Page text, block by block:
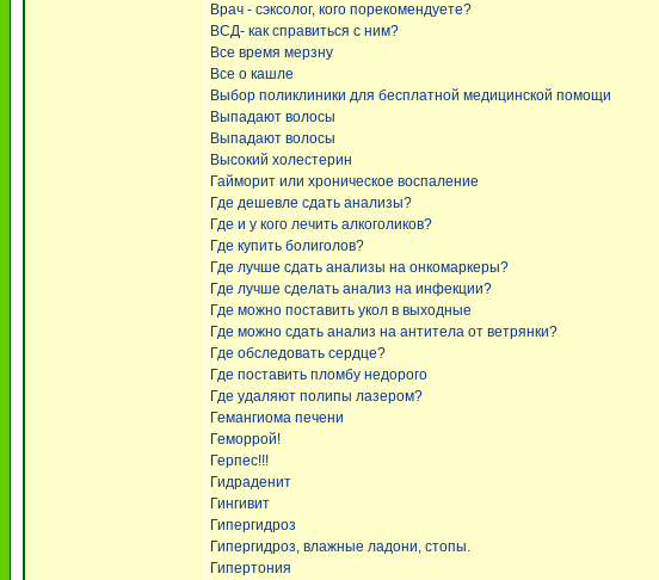
Врач - сэксолог, кого порекомендуете?
ВСД- как справиться с ним?
Все время мерзну
Все о кашле
Выбор поликлиники для бесплатной медицинской помощи
Выпадают волосы
Выпадают волосы
Высокий холестерин
Гайморит или хроническое воспаление
Где дешевле сдать анализы?
Где и у кого лечить алкоголиков?
Где купить болиголов?
Где лучше сдать анализы на онкомаркеры?
Где лучше сделать анализ на инфекции?
Где можно поставить укол в выходные
Где можно сдать анализ на антитела от ветрянки?
Где обследовать сердце?
Где поставить пломбу недорого
Где удаляют полипы лазером?
Гемангиома печени
Геморрой!
Герпес!!!
Гидраденит
Гингивит
Гипергидроз
Гипергидроз, влажные ладони, стопы.
Гипертония